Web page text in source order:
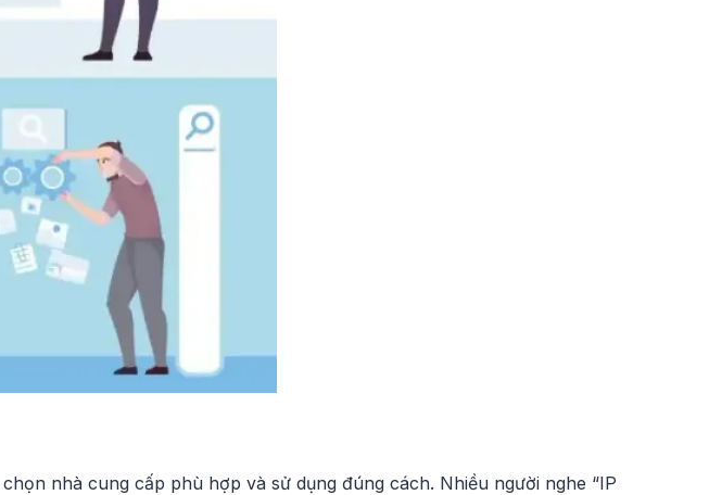
nhà cung cấp phù hợp và sử dụng đúng cách. Nhiều người nghe “IP